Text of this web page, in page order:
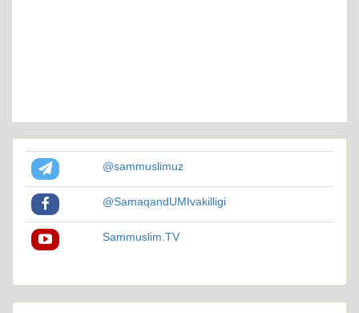
@sammuslimuz
@SamaqandUMIvakilligi
Sammuslim.TV